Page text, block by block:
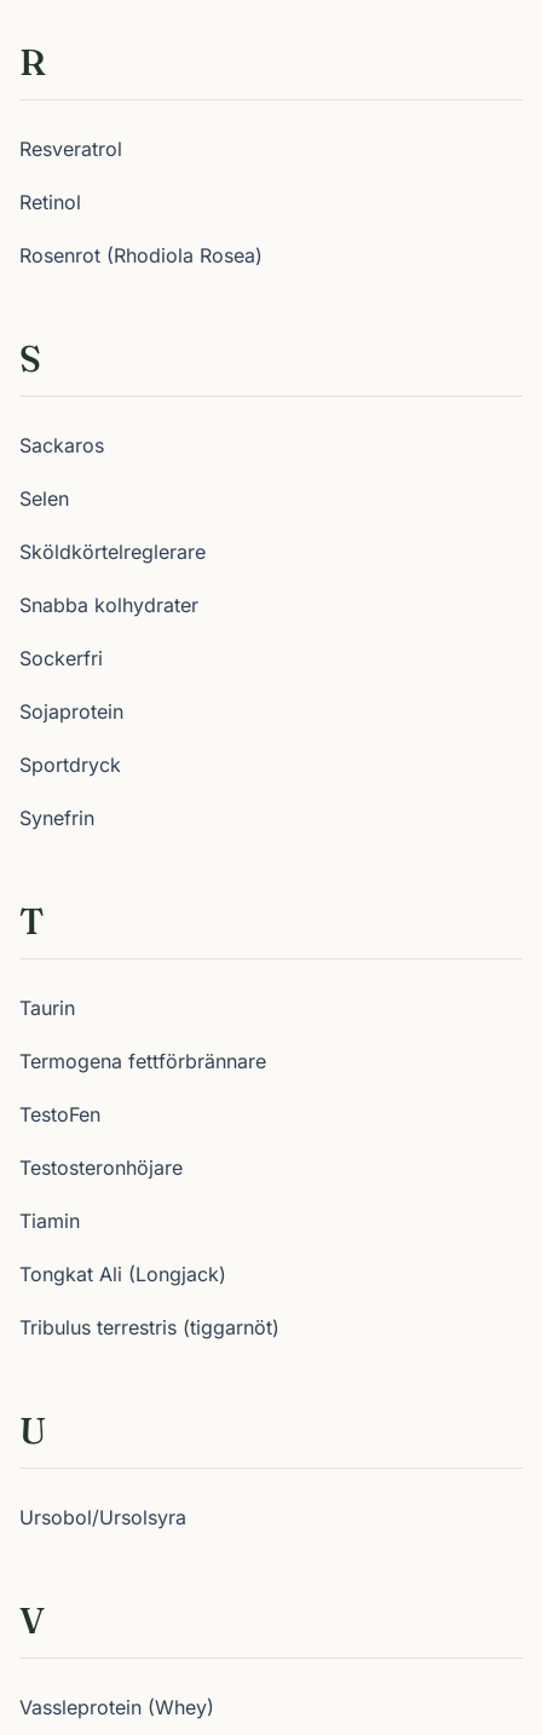
R
Resveratrol
Retinol
Rosenrot (Rhodiola Rosea)
S
Sackaros
Selen
Sköldkörtelreglerare
Snabba kolhydrater
Sockerfri
Sojaprotein
Sportdryck
Synefrin
T
Taurin
Termogena fettförbrännare
TestoFen
Testosteronhöjare
Tiamin
Tongkat Ali (Longjack)
Tribulus terrestris (tiggarnöt)
U
Ursobol/Ursolsyra
V
Vassleprotein (Whey)